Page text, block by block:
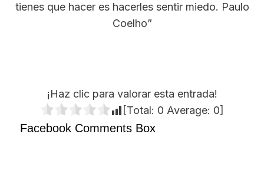
tienes que hacer es hacerles sentir miedo. Paulo
Coelho”
¡Haz clic para valorar esta entrada!
[Total: 0 Average: 0]
Facebook Comments Box